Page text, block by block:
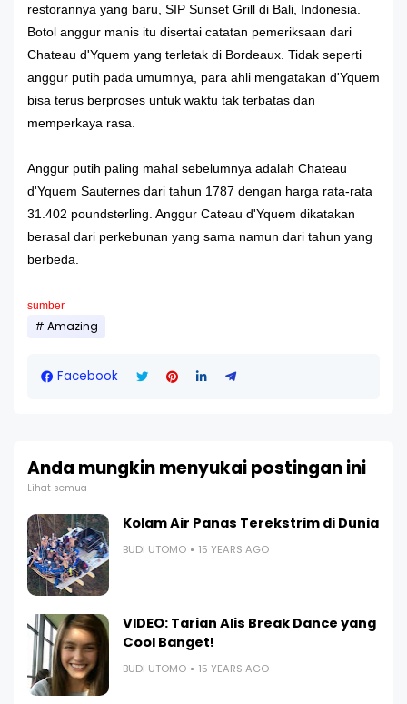
restorannya yang baru, SIP Sunset Grill di Bali, Indonesia.
Botol anggur manis itu disertai catatan pemeriksaan dari
Chateau d'Yquem yang terletak di Bordeaux. Tidak seperti
anggur putih pada umumnya, para ahli mengatakan d'Yquem
bisa terus berproses untuk waktu tak terbatas dan
memperkaya rasa.
Anggur putih paling mahal sebelumnya adalah Chateau
d'Yquem Sauternes dari tahun 1787 dengan harga rata-rata
31.402 poundsterling. Anggur Cateau d'Yquem dikatakan
berasal dari perkebunan yang sama namun dari tahun yang
berbeda.
sumber
Amazing
Facebook
Anda mungkin menyukai postingan ini
Lihat semua
Kolam Air Panas Terekstrim di Dunia
BUDI UTOMO 15 YEARS AGO
VIDEO: Tarian Alis Break Dance yang
Cool Banget!
BUDI UTOMO 15 YEARS AGO